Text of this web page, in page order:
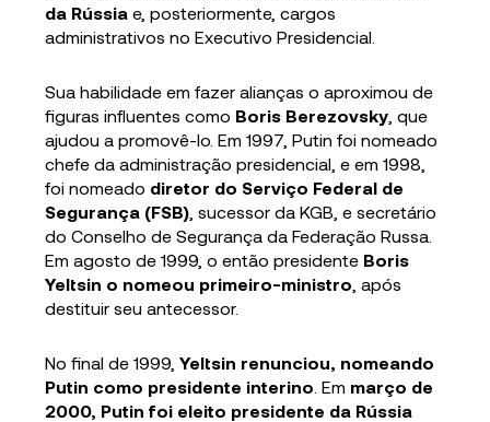
da Rússia e, posteriormente, cargos
administrativos no Executivo Presidencial.
Sua habilidade em fazer alianças o aproximou de
figuras influentes como Boris Berezovsky , que
ajudou a promovê-lo. Em 1997, Putin foi nomeado
chefe da administração presidencial, e em 1998,
foi nomeado diretor do Serviço Federal de
Segurança (FSB) , sucessor da KGB, e secretário
do Conselho de Segurança da Federação Russa.
Em agosto de 1999, o então presidente Boris
Yeltsin o nomeou primeiro-ministro , após
destituir seu antecessor.
No final de 1999, Yeltsin renunciou, nomeando
Putin como presidente interino . Em março de
2000, Putin foi eleito presidente da Rússia